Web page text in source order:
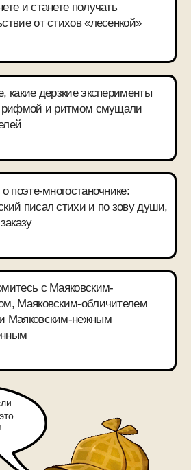
КЛУБ?
в Мастерской
речи
диктор,